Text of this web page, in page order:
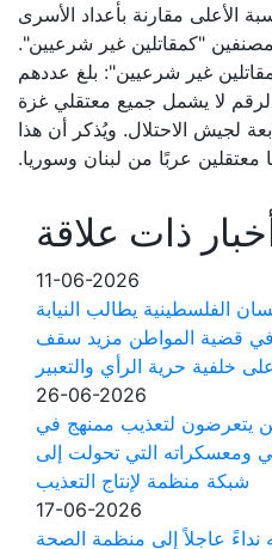
الأعلى مقارنة بأعداد الأسرى
"كمقاتلين غير شرعيين".
غير شرعيين": بلغ عددهم
الرقم لا يشمل جميع معتقلي غزة
لجيش الاحتلال. ويُذكر أن هذا
عربًا من لبنان وسوريا.
ذات علاقة
11-06-2026
يطالب النيابة
في قضية المواطن مزيد سقف
حرية الرأي والتعبير
26-06-2026
يتعرضون لتعذيب ممنهج في
ومعسكراته التي تحولت إلى
شبكة منظمة لإنتاج التعذيب
17-06-2026
عاجلاً إلى منظمة الصحة